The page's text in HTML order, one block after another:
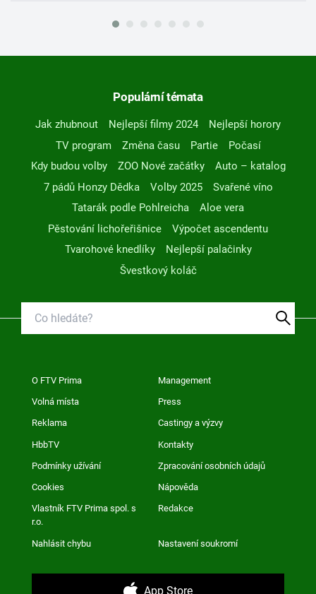
Populární témata
Jak zhubnout Nejlepší filmy 2024
Nejlepší horory
TV program
Změna času Partie
Počasí
Kdy budou volby
ZOO Nové začátky
Auto – katalog
7 pádů Honzy Dědka
Volby 2025
Svařené víno
Tatarák podle Pohlreicha
Aloe vera
Pěstování lichořeřišnice
Výpočet ascendentu
Tvarohové knedlíky
Nejlepší palačinky
Švestkový koláč
O FTV Prima Management
Volná místa Press
Reklama Castingy a výzvy
HbbTV Kontakty
Podmínky užívání Zpracování osobních údajů
Cookies Nápověda
Vlastník FTV Prima spol. s
r.o.
Redakce
Nahlásit chybu Nastavení soukromí
App Store